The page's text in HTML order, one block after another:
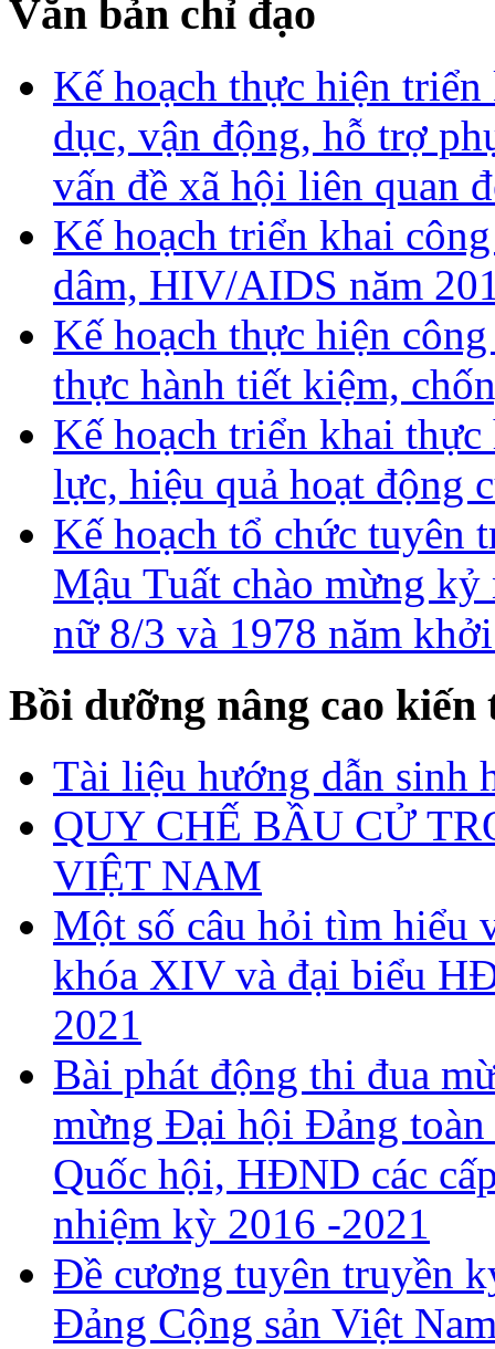
Văn bản chỉ đạo
Kế hoạch thực hiện
dục, vận động, hỗ trợ
vấn đề xã hội liên quan
Kế hoạch triển khai
dâm, HIV/AIDS năm
Kế hoạch thực hiện
thực hành tiết kiệm,
Kế hoạch triển khai thực
lực, hiệu quả hoạt động
Kế hoạch tổ chức tuyên
Mậu Tuất chào mừng
nữ 8/3 và 1978 năm
Bồi dưỡng nâng cao kiến
Tài liệu hướng dẫn sinh
QUY CHẾ BẦU CỬ
VIỆT NAM
Một số câu hỏi tìm hiểu
khóa XIV và đại biểu
2021
Bài phát động thi đua
mừng Đại hội Đảng
Quốc hội, HĐND các
nhiệm kỳ 2016 -2021
Đề cương tuyên truyền
Đảng Cộng sản Việt